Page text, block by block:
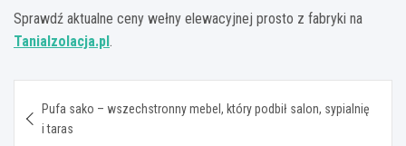
Sprawdź aktualne ceny wełny elewacyjnej prosto z fabryki na
TaniaIzolacja.pl.
wpisu
Pufa sako – wszechstronny mebel, który podbił salon, sypialnię
i taras